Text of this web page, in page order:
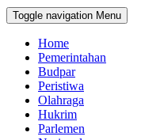
Toggle navigation Menu
Home
Pemerintahan
Budpar
Peristiwa
Olahraga
Hukrim
Parlemen